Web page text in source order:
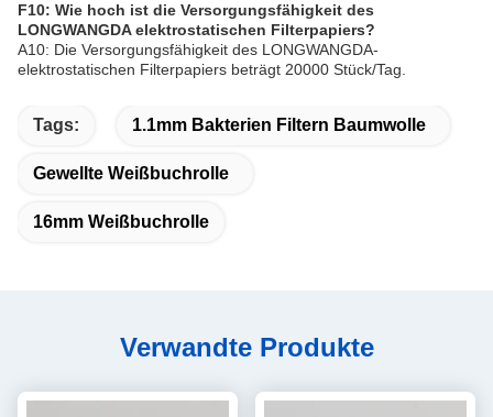
F10: Wie hoch ist die Versorgungsfähigkeit des
LONGWANGDA elektrostatischen Filterpapiers?
A10: Die Versorgungsfähigkeit des LONGWANGDA-
elektrostatischen Filterpapiers beträgt 20000 Stück/Tag.
Tags: 1.1mm Bakterien Filtern Baumwolle
Gewellte Weißbuchrolle
16mm Weißbuchrolle
Verwandte Produkte